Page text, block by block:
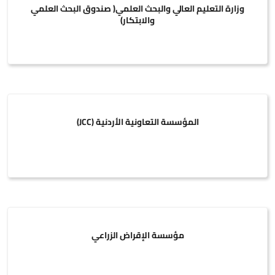
وزارة التعليم العالي والبحث العلمي( صندوق البحث العلمي
والابتكار)
المؤسسة التعاونية الأردنية (JCC)
مؤسسة الإقراض الزراعي